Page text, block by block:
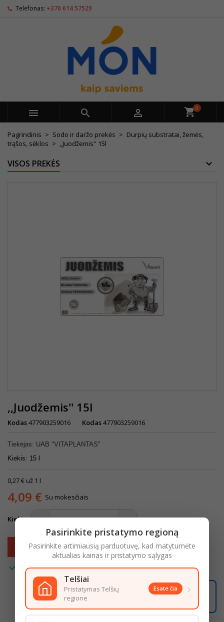
Telefonas: +370 614 57529
   0
Pagrindinis Sodo ir daržo prekės
Durpių substratai, žemės,
trąšos, sėklos
,,Juodžemis'' 15l
VISOS PREKĖS
,,Juodžemis'' 15l
Kodas477903259016 Kodas477903259016
Tiekėjas: UAB "VITAPLANTAS"
Kiekis: 15 l
0,27 € už 1 l
4,09 € Su mokesčiais
Kiekis
Į krepšelį
 Turime
08:44:12
LIKO ŠIANDIENAI
Užsisakę iki pristatysime iki
Pasirinkite pristatymo regioną
Pasirinkite artimiausią parduotuvę, kad matytumėte
aktualias kainas ir pristatymo sąlygas
Telšiai
Pristatymas Telšių
regione
Esate čia ›